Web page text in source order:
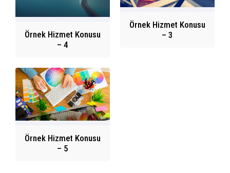
Örnek Hizmet Konusu
– 4
Örnek Hizmet Konusu
– 3
Örnek Hizmet Konusu
– 5
Ahmet Yılmaz